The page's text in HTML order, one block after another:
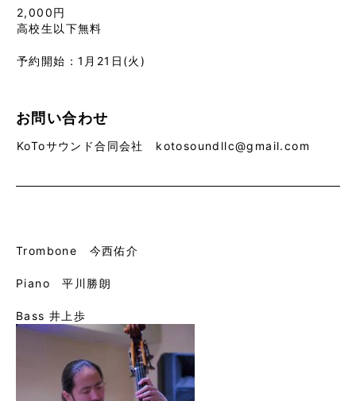
2,000円
高校生以下無料
予約開始：1月21日(火)
お問い合わせ
KoToサウンド合同会社 kotosoundllc@gmail.com
Trombone 今西佑介
Piano 平川勝朗
Bass 井上歩